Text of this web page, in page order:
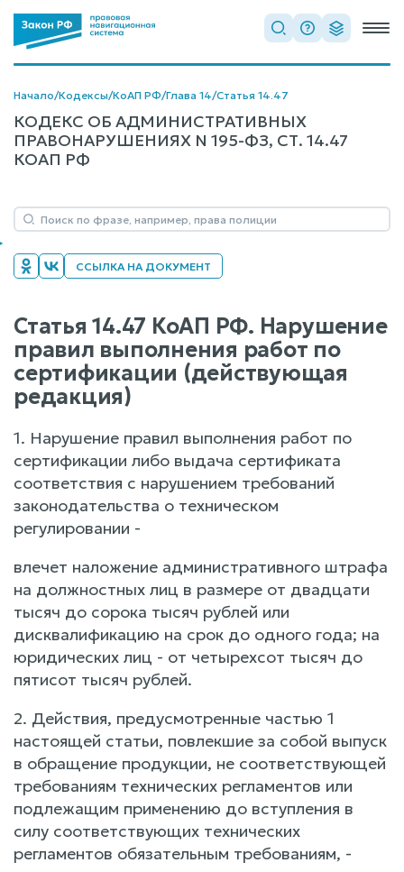
Начало/Кодексы/КоАП РФ/Глава 14/Статья 14.47
КОДЕКС ОБ АДМИНИСТРАТИВНЫХ
ПРАВОНАРУШЕНИЯХ N 195-ФЗ, СТ. 14.47
КОАП РФ
ССЫЛКА НА ДОКУМЕНТ
Статья 14.47 КоАП РФ. Нарушение
правил выполнения работ по
сертификации (действующая
редакция)
1. Нарушение правил выполнения работ по
сертификации либо выдача сертификата
соответствия с нарушением требований
законодательства о техническом
регулировании -
влечет наложение административного штрафа
на должностных лиц в размере от двадцати
тысяч до сорока тысяч рублей или
дисквалификацию на срок до одного года; на
юридических лиц - от четырехсот тысяч до
пятисот тысяч рублей.
2. Действия, предусмотренные частью 1
настоящей статьи, повлекшие за собой выпуск
в обращение продукции, не соответствующей
требованиям технических регламентов или
подлежащим применению до вступления в
силу соответствующих технических
регламентов обязательным требованиям, -